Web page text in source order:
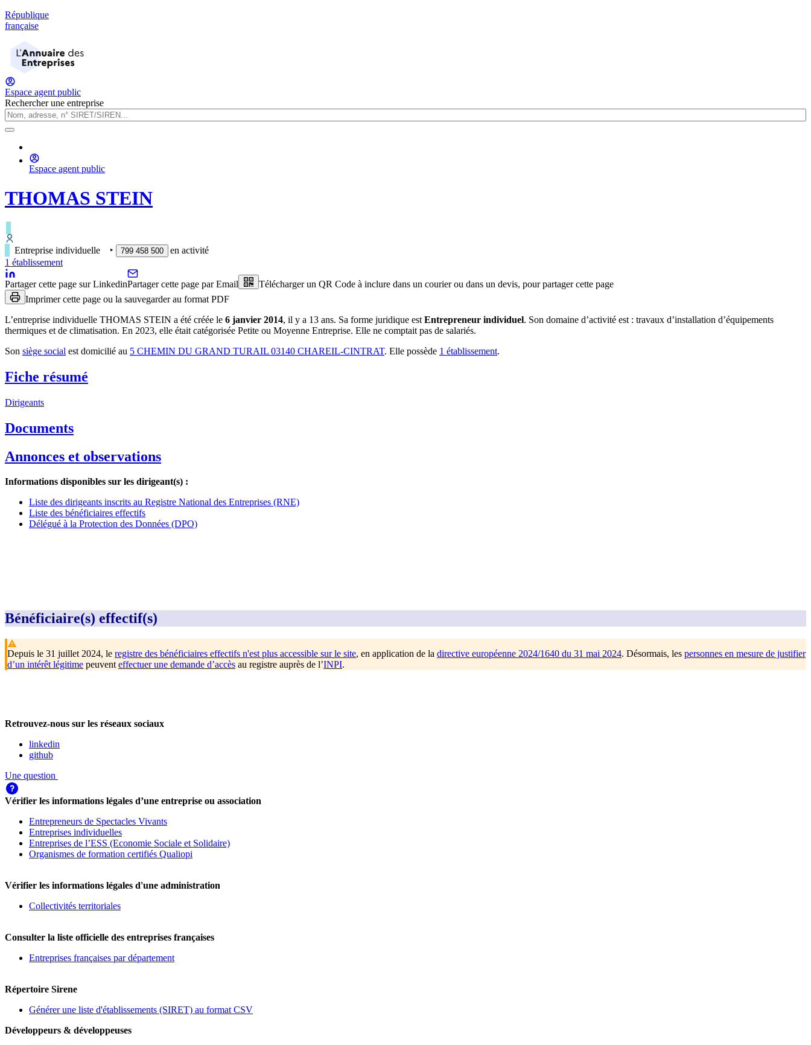
République
française
Espace agent public
Rechercher une entreprise
Espace agent public
THOMAS STEIN
Entreprise individuelle ‣ 799 458 500
en activité
1 établissement
Partager cette page sur LinkedinPartager cette page par Email
Télécharger un QR Code à inclure dans un courier ou dans un devis, pour partager cette page
Imprimer cette page ou la sauvegarder au format PDF
L’entreprise individuelle THOMAS STEIN a été créée le 6 janvier 2014, il y a 13 ans. Sa forme juridique est Entrepreneur individuel. Son domaine d’activité est : travaux d’installation d’équipements
thermiques et de climatisation. En 2023, elle était catégorisée Petite ou Moyenne Entreprise. Elle ne comptait pas de salariés.
Son siège social est domicilié au 5 CHEMIN DU GRAND TURAIL 03140 CHAREIL-CINTRAT. Elle possède 1 établissement.
Fiche résumé
Dirigeants
Documents
Annonces et observations
Informations disponibles sur les dirigeant(s) :
Liste des dirigeants inscrits au Registre National des Entreprises (RNE)
Liste des bénéficiaires effectifs
Délégué à la Protection des Données (DPO)
Bénéficiaire(s) effectif(s)
Depuis le 31 juillet 2024, le registre des bénéficiaires effectifs n'est plus accessible sur le site, en application de la directive européenne 2024/1640 du 31 mai 2024. Désormais, les personnes en mesure de justifier
d’un intérêt légitime peuvent effectuer une demande d’accès au registre auprès de l’INPI.
Retrouvez-nous sur les réseaux sociaux
linkedin
github
Une question
Vérifier les informations légales d’une entreprise ou association
Entrepreneurs de Spectacles Vivants
Entreprises individuelles
Entreprises de l’ESS (Economie Sociale et Solidaire)
Organismes de formation certifiés Qualiopi
Vérifier les informations légales d'une administration
Collectivités territoriales
Consulter la liste officielle des entreprises françaises
Entreprises françaises par département
Répertoire Sirene
Générer une liste d'établissements (SIRET) au format CSV
Développeurs & développeuses